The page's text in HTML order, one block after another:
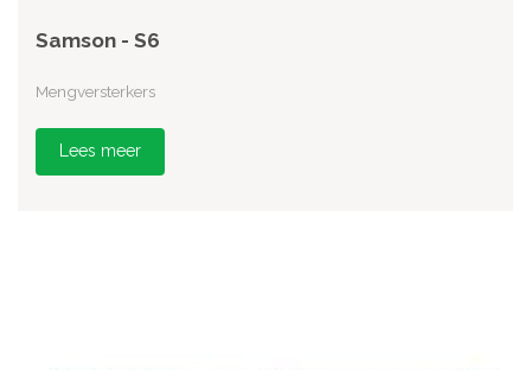
Samson - S6
Mengversterkers
Lees meer